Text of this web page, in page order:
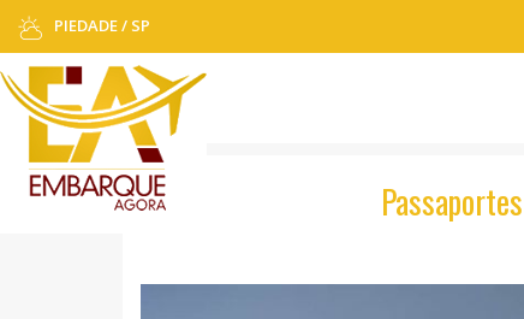
PIEDADE / SP
Passaportes